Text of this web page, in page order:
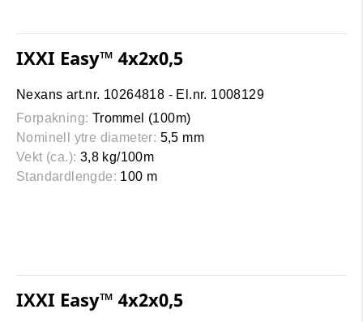
IXXI Easy™ 4x2x0,5
Nexans art.nr. 10264818 - El.nr. 1008129
Forpakning: Trommel (100m)
Nominell ytre diameter: 5,5 mm
Vekt (ca.): 3,8 kg/100m
Standardlengde: 100 m
IXXI Easy™ 4x2x0,5